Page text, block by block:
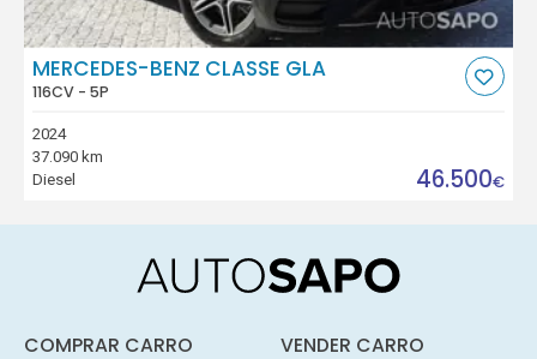
MERCEDES-BENZ CLASSE GLA
116CV - 5P
2024
37.090 km
Diesel
46.500€
COMPRAR CARRO VENDER CARRO